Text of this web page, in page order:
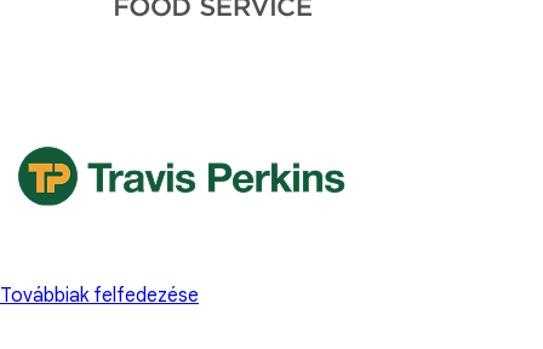
Továbbiak felfedezése